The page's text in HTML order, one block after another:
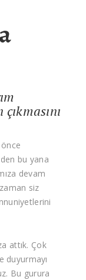
bu yana
devam
siz
attık. Çok
duyurmayı
Bu gurura